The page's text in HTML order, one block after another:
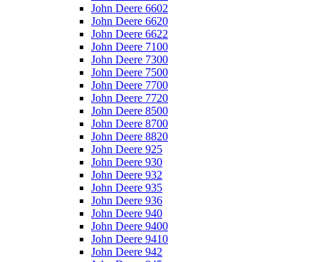
John Deere 6602
John Deere 6620
John Deere 6622
John Deere 7100
John Deere 7300
John Deere 7500
John Deere 7700
John Deere 7720
John Deere 8500
John Deere 8700
John Deere 8820
John Deere 925
John Deere 930
John Deere 932
John Deere 935
John Deere 936
John Deere 940
John Deere 9400
John Deere 9410
John Deere 942